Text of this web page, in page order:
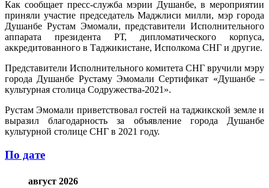
Как сообщает пресс-служба мэрии Душанбе, в мероприятии
приняли участие председатель Маджлиси милли, мэр города
Душанбе Рустам Эмомали, представители Исполнительного
аппарата президента РТ, дипломатического корпуса,
аккредитованного в Таджикистане, Исполкома СНГ и другие.
Представители Исполнительного комитета СНГ вручили мэру
города Душанбе Рустаму Эмомали Сертификат «Душанбе –
культурная столица Содружества-2021».
Рустам Эмомали приветствовал гостей на таджикской земле и
выразил благодарность за объявление города Душанбе
культурной столице СНГ в 2021 году.
По дате
август 2026